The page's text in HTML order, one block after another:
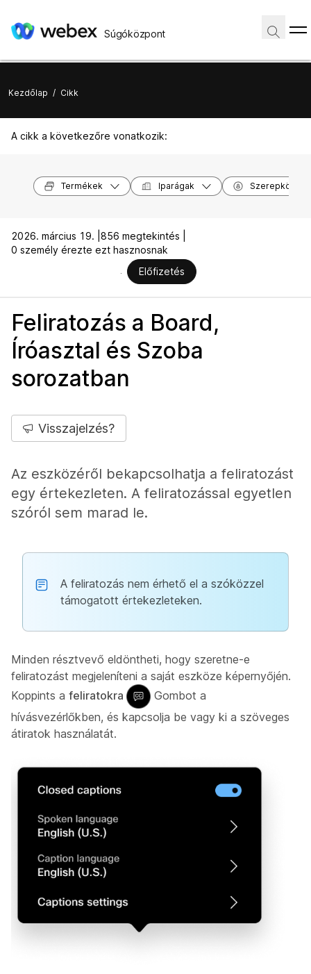
Súgóközpont
Kezdőlap / Cikk
A cikk a következőre vonatkozik:
Termékek Iparágak Szerepkörök
2026. március 19. | 856 megtekintés |
0 személy érezte ezt hasznosnak
Előfizetés
Feliratozás a Board,
Íróasztal és Szoba
sorozatban
Visszajelzés?
Az eszközéről bekapcsolhatja a feliratozást
egy értekezleten. A feliratozással egyetlen
szóról sem marad le.
A feliratozás nem érhető el a szóközzel
támogatott értekezleteken.
Minden résztvevő eldöntheti, hogy szeretne-e
feliratozást megjeleníteni a saját eszköze képernyőjén.
Koppints a feliratokra
Gombot a
hívásvezérlőkben, és kapcsolja be vagy ki a szöveges
átiratok használatát.